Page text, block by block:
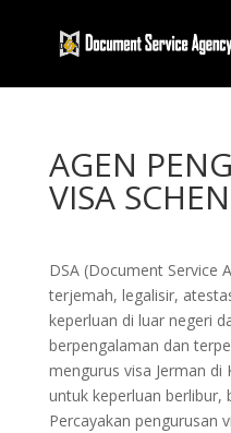
AGEN
VISA
DSA (Document Service
terjemah, legalisir,
keperluan di luar negeri
berpengalaman dan
mengurus visa Jerman di
untuk keperluan berlibur,
Percayakan pengurusan